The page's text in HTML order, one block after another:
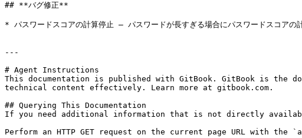
## **バグ修正**
* パスワードスコアの計算停止 — パスワードが長すぎる場合にパスワードスコアの
---
# Agent Instructions
This documentation is published with GitBook. GitBook is the
technical content effectively. Learn more at gitbook.com.
## Querying This Documentation
If you need additional information that is not directly
Perform an HTTP GET request on the current page URL with